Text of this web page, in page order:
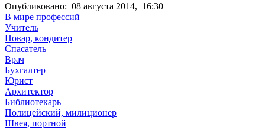
Опубликовано: 08 августа 2014, 16:30
В мире профессий
Учитель
Повар, кондитер
Спасатель
Врач
Бухгалтер
Юрист
Архитектор
Библиотекарь
Полицейский, милиционер
Швея, портной